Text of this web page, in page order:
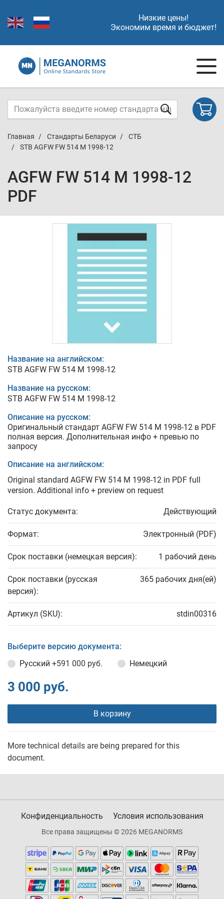
Низкие цены!
Экономим время и бюджет!
Главная Стандарты Беларуси
СТБ
STB AGFW FW 514 M 1998-12
AGFW FW 514 M 1998-12
PDF
Название на английском:
STB AGFW FW 514 M 1998-12
Название на русском:
STB AGFW FW 514 M 1998-12
Описание на русском:
Оригинальный стандарт AGFW FW 514 M 1998-12 в PDF
полная версия. Дополнительная инфо + превью по
запросу
Описание на английском:
Original standard AGFW FW 514 M 1998-12 in PDF full
version. Additional info + preview on request
Статус документа: Действующий
Формат: Электронный (PDF)
Срок поставки (немецкая версия): 1 рабочий день
Срок поставки (русская
версия):
365 рабочих дня(ей)
Артикул (SKU): stdin00316
Выберите версию документа:
Русский +591 000 руб. Немецкий
3 000 руб.
В корзину
More technical details are being prepared for this
document.
Конфиденциальность Условия использования
Все права защищены © 2026 MEGANORMS